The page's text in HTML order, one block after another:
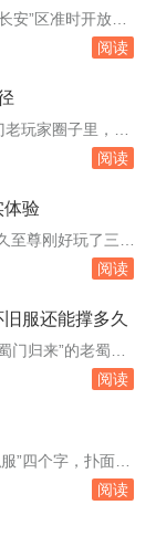
增强工具，哪怕官
服里照样流通着。
安”区准时开放。
了八千，但真正让
刷屏喊“进不
已密密麻麻站满了
金色伤害数字的速
阅读
玩家圈子里，隔
帖卖教程，有人晒
免有人动心，想
GM权限的路子，
，踩进去就是刑事
阅读
验
至尊刚好玩了三个
九十三级，装备是
所以选这个服，是
家把路堵得严严实
了地面。这种热闹
阅读
服还能撑多久
门归来”的老蜀门
官网公告，没有广
表里已经排了三百
个活样本，想看看
服运营后到底还
阅读
”四个字，扑面而
限元宝”“上线满
难以分辨。它们便
阅读